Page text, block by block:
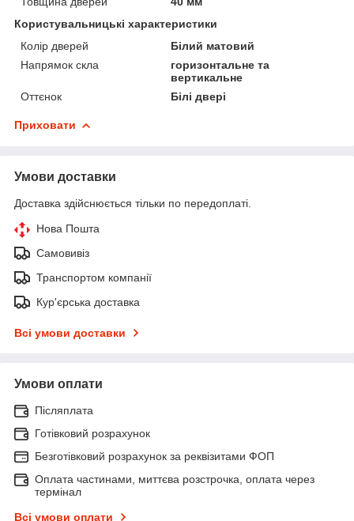
Користувальницькі характеристики
Колір дверей
Білий матовий
Напрямок скла
горизонтальне та
вертикальне
Оттєнок
Білі двері
Приховати
Умови доставки
Доставка здійснюється тільки по передоплаті.
Нова Пошта
Самовивіз
Транспортом компанії
Кур'єрська доставка
Всі умови доставки
Умови оплати
Післяплата
Готівковий розрахунок
Безготівковий розрахунок за реквізитами ФОП
Оплата частинами, миттєва розстрочка, оплата через
термінал
Всі умови оплати